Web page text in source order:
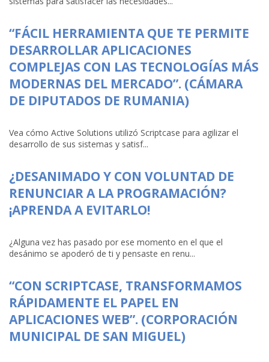
“FÁCIL HERRAMIENTA QUE TE PERMITE
DESARROLLAR APLICACIONES
COMPLEJAS CON LAS TECNOLOGÍAS MÁS
MODERNAS DEL MERCADO”. (CÁMARA
DE DIPUTADOS DE RUMANIA)
Vea cómo Active Solutions utilizó Scriptcase para agilizar el
desarrollo de sus sistemas y satisf...
¿DESANIMADO Y CON VOLUNTAD DE
RENUNCIAR A LA PROGRAMACIÓN?
¡APRENDA A EVITARLO!
¿Alguna vez has pasado por ese momento en el que el
desánimo se apoderó de ti y pensaste en renu...
“CON SCRIPTCASE, TRANSFORMAMOS
RÁPIDAMENTE EL PAPEL EN
APLICACIONES WEB”. (CORPORACIÓN
MUNICIPAL DE SAN MIGUEL)